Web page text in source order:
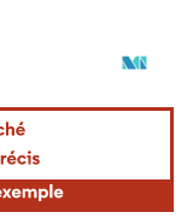
une attribution sous CC BY